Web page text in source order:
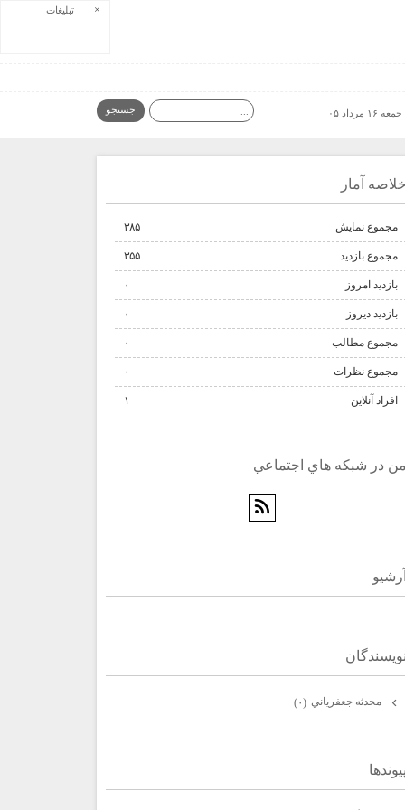
جمعه ۱۶ مرداد ۰۵
خلاصه آمار
مجموع نمایش‌ ۳۸۵
مجموع بازدید ۳۵۵
بازدید امروز ۰
بازدید دیروز ۰
مجموع مطالب ۰
مجموع نظرات ۰
افراد آنلاین ۱
من در شبكه هاي اجتماعي
آرشيو
نويسندگان
محدثه جعفرياني (۰)
پيوندها
تبلیغات ×